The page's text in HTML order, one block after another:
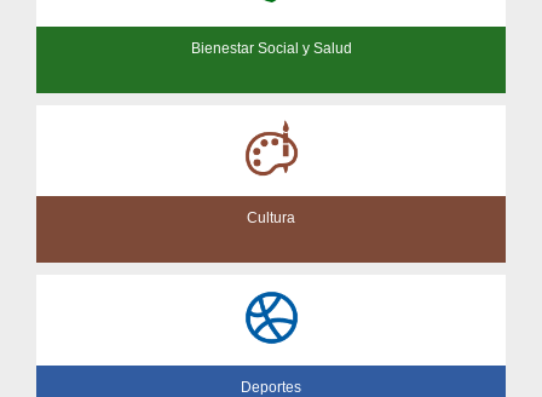
Bienestar Social y Salud
Cultura
Deportes